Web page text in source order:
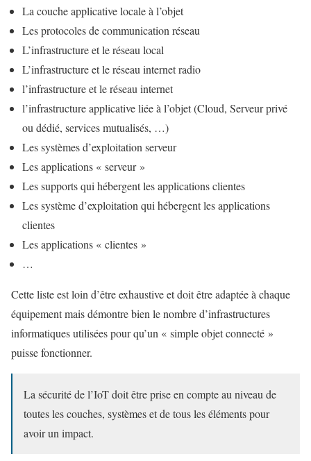
La couche applicative locale à l’objet
Les protocoles de communication réseau
L’infrastructure et le réseau local
L’infrastructure et le réseau internet radio
l’infrastructure et le réseau internet
l’infrastructure applicative liée à l’objet (Cloud, Serveur privé
ou dédié, services mutualisés, …)
Les systèmes d’exploitation serveur
Les applications « serveur »
Les supports qui hébergent les applications clientes
Les système d’exploitation qui hébergent les applications
clientes
Les applications « clientes »
…
Cette liste est loin d’être exhaustive et doit être adaptée à chaque
équipement mais démontre bien le nombre d’infrastructures
informatiques utilisées pour qu’un « simple objet connecté »
puisse fonctionner.
La sécurité de l’IoT doit être prise en compte au niveau de
toutes les couches, systèmes et de tous les éléments pour
avoir un impact.